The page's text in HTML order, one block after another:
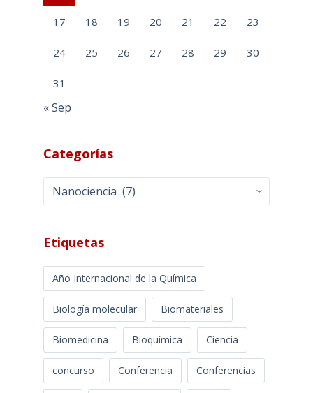
17 18 19 20 21 22 23
24 25 26 27 28 29 30
31
« Sep
Categorías
Categorías
Etiquetas
Año Internacional de la Química
Biología molecular Biomateriales
Biomedicina Bioquímica Ciencia
concurso Conferencia Conferencias